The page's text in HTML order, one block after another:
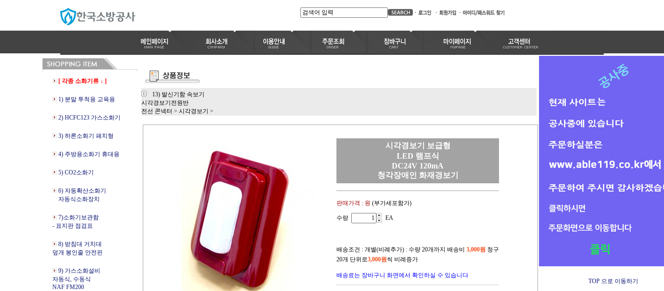
[ 각종 소화기류 ↓ ]
1) 분말 투척용 교육용
2) HCFC123 가스소화기
3) 하론소화기 패치형
4) 주방용소화기 휴대용
5) CO2소화기
6) 자동확산소화기
자동식소화장치
7)소화기보관함
- 표지판 점검표
8) 받침대 거치대
덮개 봉인줄 안전핀
9) 가스소화설비
자동식, 수동식
NAF FM200
13) 발신기함 속보기
시각경보기전원반
전선 콘넥터 > 시각경보기 >
시각경보기 보급형
LED 램프식
DC24V 120mA
청각장애인 화재경보기
판매가격 : 원 (부가세포함가)
수량 EA
배송조건 : 개별(비례추가) : 수량 20개까지 배송비 3,000원 청구
20개 단위로3,000원씩 비례증가
배송료는 장바구니 화면에서 확인하실 수 있습니다
TOP 으로 이동하기